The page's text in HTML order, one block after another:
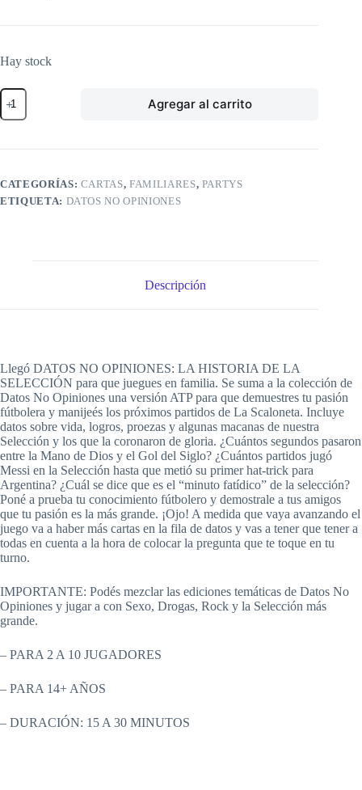
Hay stock
Datos
No
Opiniones:
Historia
Selección
cantidad
Agregar al carrito
CATEGORÍAS: CARTAS,FAMILIARES, PARTYS
ETIQUETA: DATOS NO OPINIONES
Descripción
Llegó DATOS NO OPINIONES: LA HISTORIA DE LA
SELECCIÓN para que juegues en familia. Se suma a la colección de
Datos No Opiniones una versión ATP para que demuestres tu pasión
fútbolera y manijeés los próximos partidos de La Scaloneta. Incluye
datos sobre vida, logros, proezas y algunas macanas de nuestra
Selección y los que la coronaron de gloria. ¿Cuántos segundos pasaron
entre la Mano de Dios y el Gol del Siglo? ¿Cuántos partidos jugó
Messi en la Selección hasta que metió su primer hat-trick para
Argentina? ¿Cuál se dice que es el “minuto fatídico” de la selección?
Poné a prueba tu conocimiento fútbolero y demostrale a tus amigos
que tu pasión es la más grande. ¡Ojo! A medida que vaya avanzando el
juego va a haber más cartas en la fila de datos y vas a tener que tener a
todas en cuenta a la hora de colocar la pregunta que te toque en tu
turno.
IMPORTANTE: Podés mezclar las ediciones temáticas de Datos No
Opiniones y jugar a con Sexo, Drogas, Rock y la Selección más
grande.
– PARA 2 A 10 JUGADORES
– PARA 14+ AÑOS
– DURACIÓN: 15 A 30 MINUTOS